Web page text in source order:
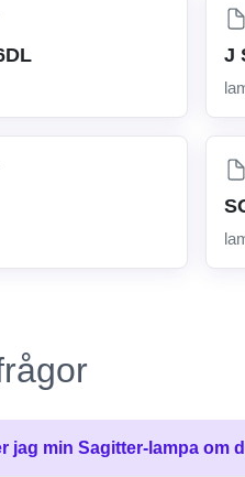
J
jag min Sagitter-lampa om